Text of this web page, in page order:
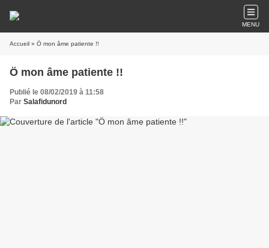
MENU
Accueil » Ö mon âme patiente !!
Ö mon âme patiente !!
Publié le 08/02/2019 à 11:58
Par Salafidunord